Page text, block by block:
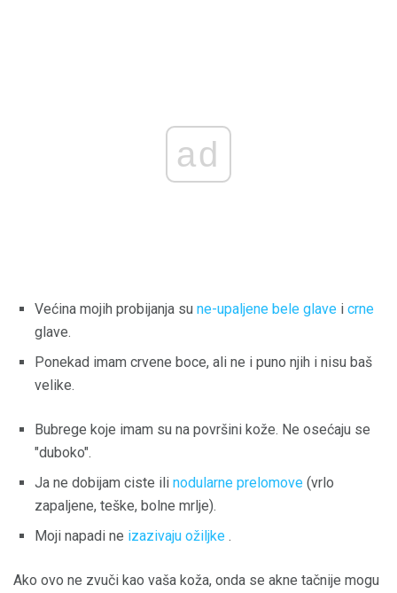
ad
Većina mojih probijanja su ne-upaljene bele glave i crne
glave.
Ponekad imam crvene boce, ali ne i puno njih i nisu baš
velike.
Bubrege koje imam su na površini kože. Ne osećaju se
"duboko".
Ja ne dobijam ciste ili nodularne prelomove (vrlo
zapaljene, teške, bolne mrlje).
Moji napadi ne izazivaju ožiljke .
Ako ovo ne zvuči kao vaša koža, onda se akne tačnije mogu